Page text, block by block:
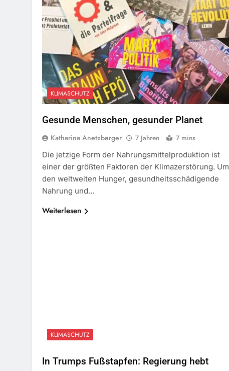
KLIMASCHUTZ
Gesunde Menschen, gesunder Planet
Katharina Anetzberger 7 Jahren
7 mins
Die jetzige Form der Nahrungsmittelproduktion ist
einer der größten Faktoren der Klimazerstörung. Um
den weltweiten Hunger, gesundheitsschädigende
Nahrung und…
Weiterlesen
KLIMASCHUTZ
In Trumps Fußstapfen: Regierung hebt